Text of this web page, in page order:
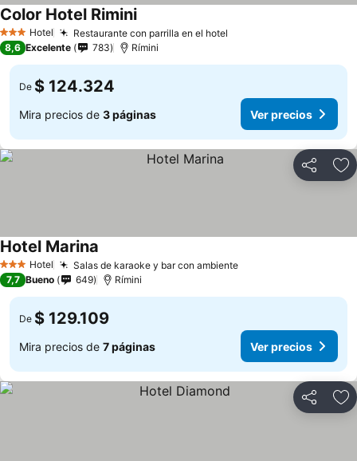
3 Estrellas
Hotel Restaurante con parrilla en el hotel
Color Hotel Rimini
8,6 Excelente 783 Rímini
De $ 124.324
Mira precios de 3 páginas Ver precios
Compartir
3 Estrellas
Hotel Salas de karaoke y bar con ambiente
Hotel Marina
7,7 Bueno 649 Rímini
De $ 129.109
Mira precios de 7 páginas Ver precios
Compartir